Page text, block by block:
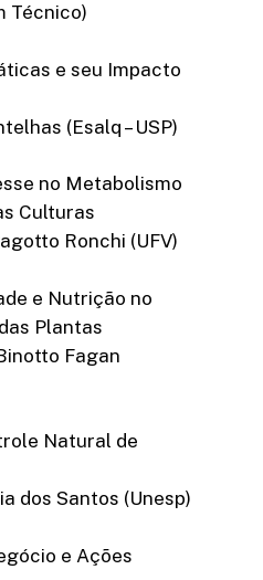
Técnico)
e seu Impacto
(Esalq – USP)
no Metabolismo
Culturas
Ronchi (UFV)
e Nutrição no
Plantas
Fagan
Natural de
dos Santos (Unesp)
e Ações